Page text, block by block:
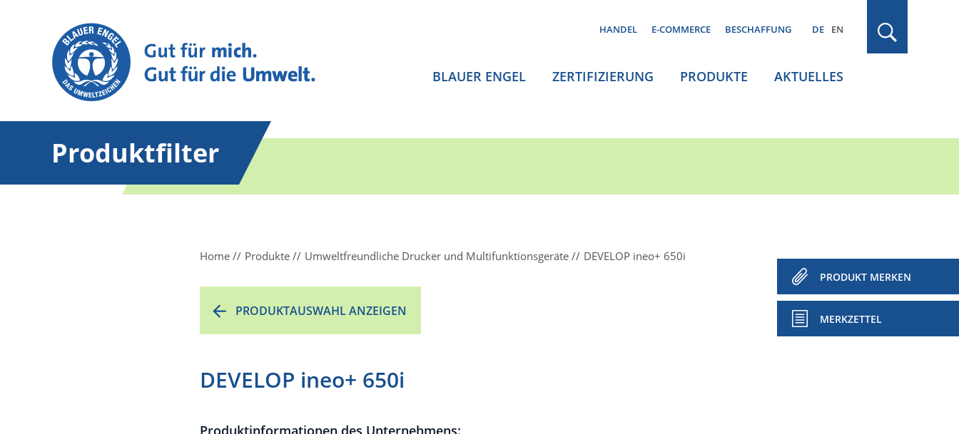
HANDEL E-COMMERCE BESCHAFFUNG DE EN
BLAUER ENGEL ZERTIFIZIERUNG PRODUKTE AKTUELLES
Produktfilter
Home Produkte Umweltfreundliche Drucker und Multifunktionsgeräte DEVELOP ineo+ 650i
PRODUKTAUSWAHL ANZEIGEN
PRODUKT MERKEN
MERKZETTEL
DEVELOP ineo+ 650i
Produktinformationen des Unternehmens: